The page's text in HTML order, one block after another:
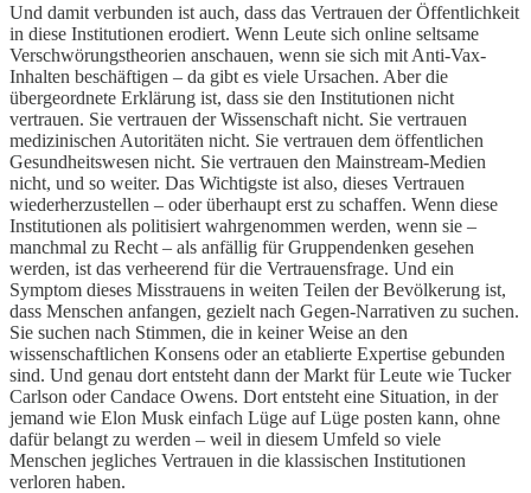
Und damit verbunden ist auch, dass das Vertrauen der Öffentlichkeit
in diese Institutionen erodiert. Wenn Leute sich online seltsame
Verschwörungstheorien anschauen, wenn sie sich mit Anti-Vax-
Inhalten beschäftigen – da gibt es viele Ursachen. Aber die
übergeordnete Erklärung ist, dass sie den Institutionen nicht
vertrauen. Sie vertrauen der Wissenschaft nicht. Sie vertrauen
medizinischen Autoritäten nicht. Sie vertrauen dem öffentlichen
Gesundheitswesen nicht. Sie vertrauen den Mainstream-Medien
nicht, und so weiter. Das Wichtigste ist also, dieses Vertrauen
wiederherzustellen – oder überhaupt erst zu schaffen. Wenn diese
Institutionen als politisiert wahrgenommen werden, wenn sie –
manchmal zu Recht – als anfällig für Gruppendenken gesehen
werden, ist das verheerend für die Vertrauensfrage. Und ein
Symptom dieses Misstrauens in weiten Teilen der Bevölkerung ist,
dass Menschen anfangen, gezielt nach Gegen-Narrativen zu suchen.
Sie suchen nach Stimmen, die in keiner Weise an den
wissenschaftlichen Konsens oder an etablierte Expertise gebunden
sind. Und genau dort entsteht dann der Markt für Leute wie Tucker
Carlson oder Candace Owens. Dort entsteht eine Situation, in der
jemand wie Elon Musk einfach Lüge auf Lüge posten kann, ohne
dafür belangt zu werden – weil in diesem Umfeld so viele
Menschen jegliches Vertrauen in die klassischen Institutionen
verloren haben.